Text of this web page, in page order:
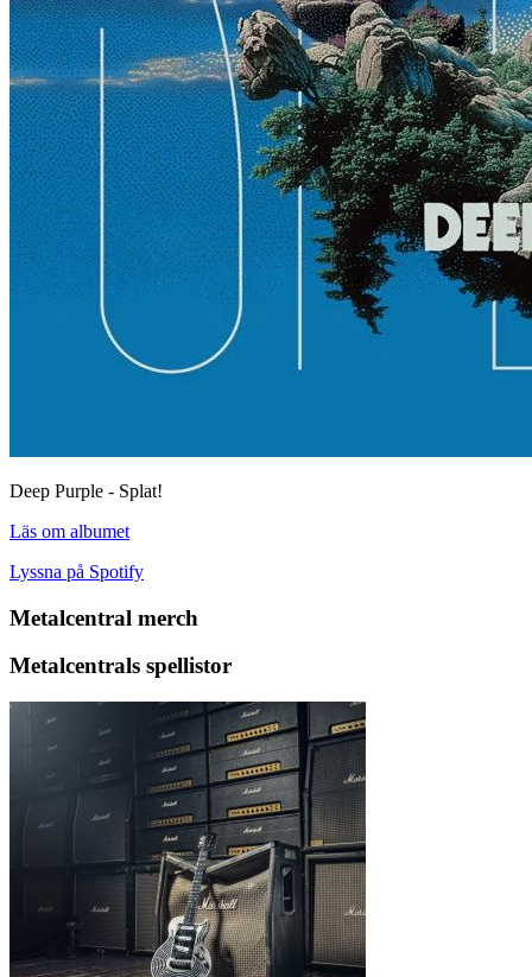
Deep Purple - Splat!
Läs om albumet
Lyssna på Spotify
Metalcentral merch
Metalcentrals spellistor